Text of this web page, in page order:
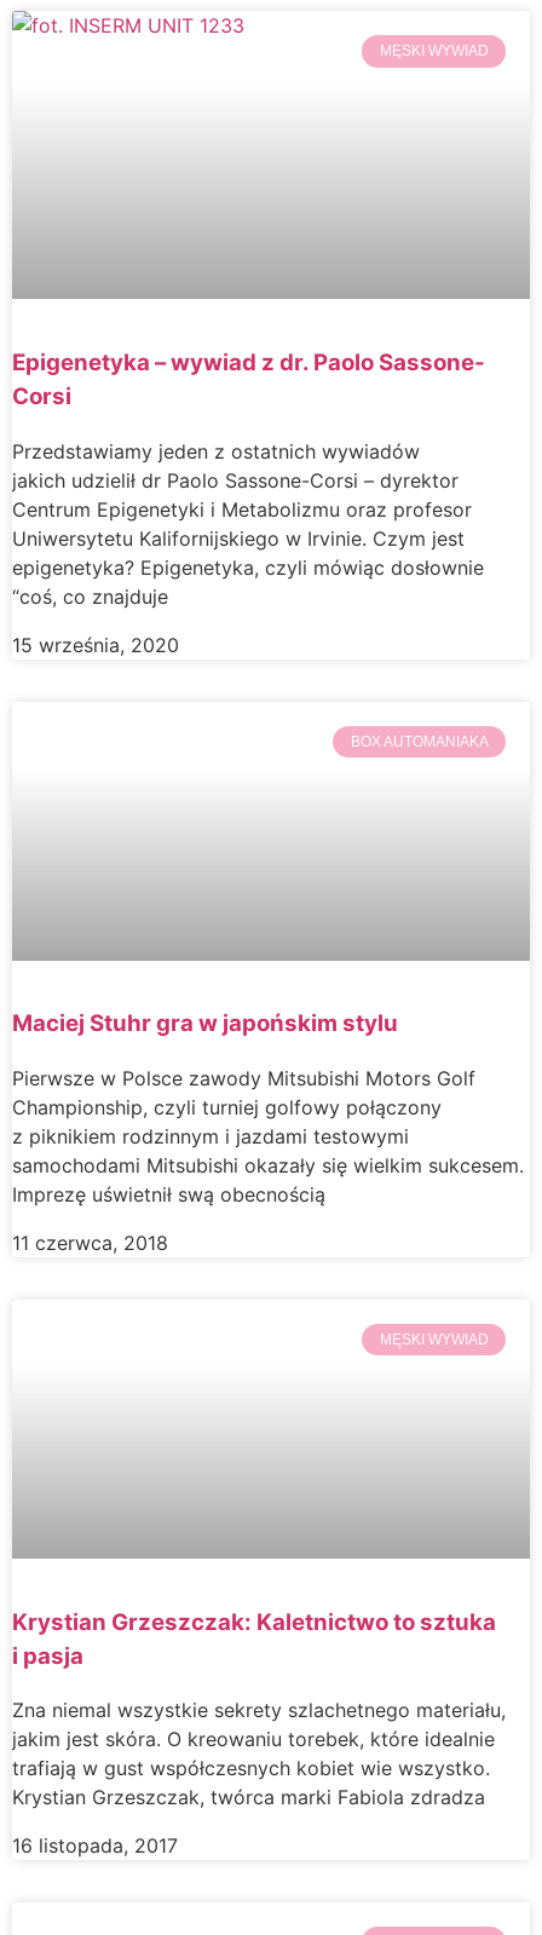
MĘSKI WYWIAD
Epigenetyka – wywiad z dr. Paolo Sassone-
Corsi
Przedstawiamy jeden z ostatnich wywiadów
jakich udzielił dr Paolo Sassone-Corsi – dyrektor
Centrum Epigenetyki i Metabolizmu oraz profesor
Uniwersytetu Kalifornijskiego w Irvinie. Czym jest
epigenetyka? Epigenetyka, czyli mówiąc dosłownie
“coś, co znajduje
15 września, 2020
BOX AUTOMANIAKA
Maciej Stuhr gra w japońskim stylu
Pierwsze w Polsce zawody Mitsubishi Motors Golf
Championship, czyli turniej golfowy połączony
z piknikiem rodzinnym i jazdami testowymi
samochodami Mitsubishi okazały się wielkim sukcesem.
Imprezę uświetnił swą obecnością
11 czerwca, 2018
MĘSKI WYWIAD
Krystian Grzeszczak: Kaletnictwo to sztuka
i pasja
Zna niemal wszystkie sekrety szlachetnego materiału,
jakim jest skóra. O kreowaniu torebek, które idealnie
trafiają w gust współczesnych kobiet wie wszystko.
Krystian Grzeszczak, twórca marki Fabiola zdradza
16 listopada, 2017